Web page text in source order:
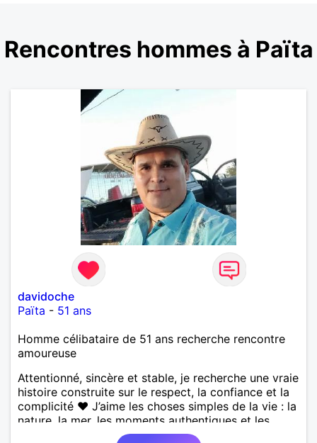
Rencontres hommes à Païta
davidoche
Païta - 51 ans
Homme célibataire de 51 ans recherche rencontre
amoureuse
Attentionné, sincère et stable, je recherche une vraie
histoire construite sur le respect, la confiance et la
complicité ❤️ J’aime les choses simples de la vie : la
nature, la mer, les moments authentiques et les
personnes au grand cœur 🌊🌿 Très câlin et